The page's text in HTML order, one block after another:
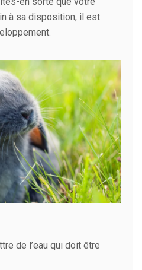
à sa disposition, il est
de l’eau qui doit être